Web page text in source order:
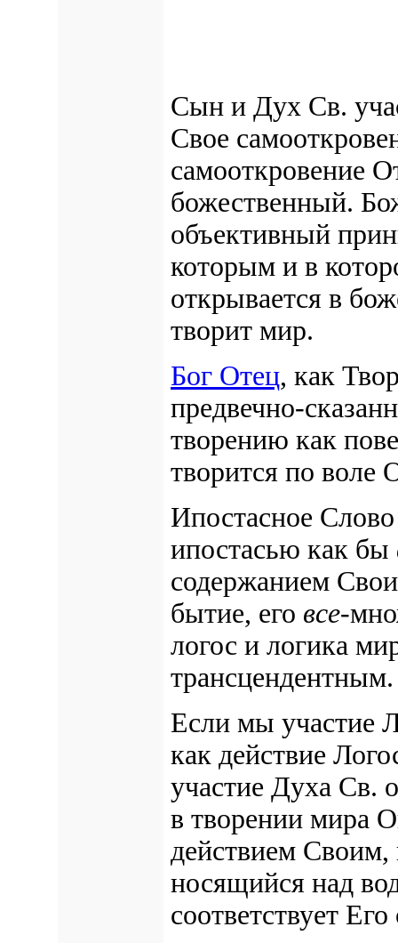
Сын и Дух Св.
Свое
самооткровение
божественный.
объективный
которым и в
открывается в
творит мир.
Бог Отец, как
предвечно-
творению как
творится по
Ипостасное
ипостасью как бы
содержанием
бытие, его все-
логос и логика
трансцендентным.
Если мы участие
как действие
участие Духа Св.
в творении мира
действием
носящийся над
соответствует